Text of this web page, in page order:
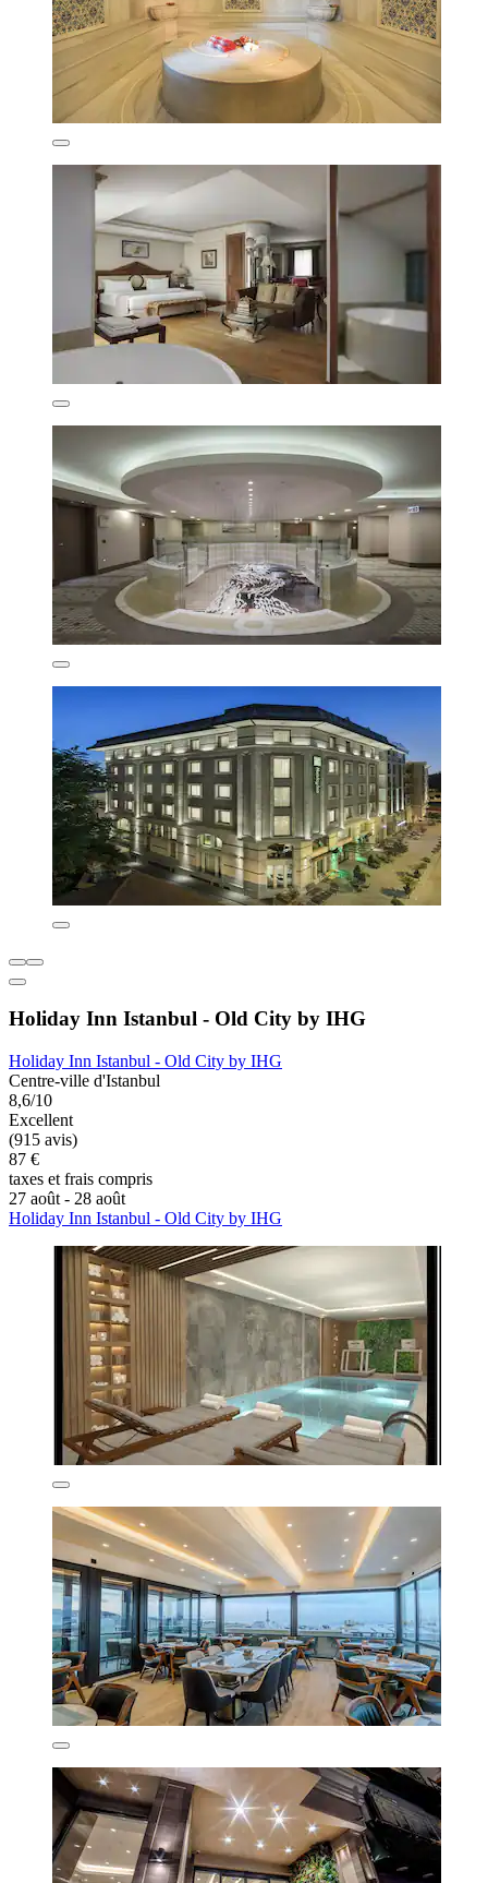
Holiday Inn Istanbul - Old City by IHG
Holiday Inn Istanbul - Old City by IHG
Centre-ville d'Istanbul
8,6/10
Excellent
(915 avis)
87 €
taxes et frais compris
27 août - 28 août
Holiday Inn Istanbul - Old City by IHG